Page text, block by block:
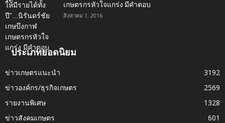
เกษตรกรหัวใจแกร่ง มีคำตอบ
สิงหาคม 1, 2016
ประเภทยอดนิยม
ข่าวเกษตรแนะนำ
3192
ข่าวองค์กร/ธุรกิจเกษตร
2569
รายงานพิเศษ
1328
ข่าวสังคมเกษตร
601